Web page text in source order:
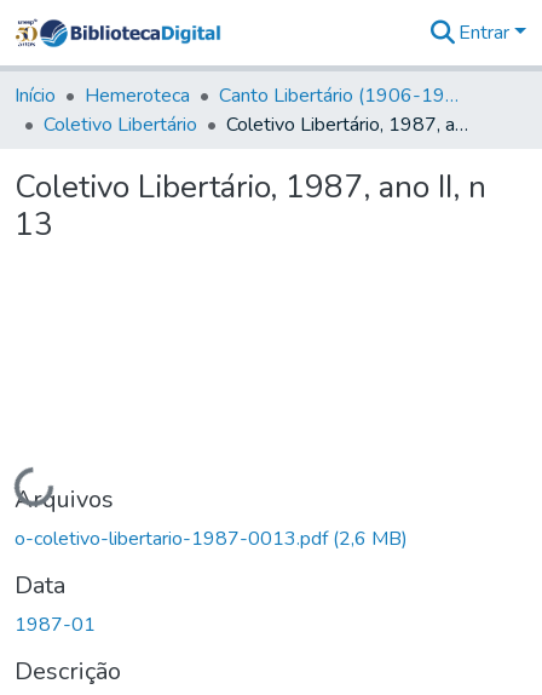
&
Coleções
Tudo na
Digital
Entrar
Início Hemeroteca
Canto Libertário (1906-1995)
Coletivo Libertário
Coletivo Libertário, 1987, ano II, n 13
Coletivo Libertário, 1987, ano II, n
13
Carregando...
Arquivos
o-coletivo-libertario-1987-0013.pdf(2,6 MB)
Data
1987-01
Descrição